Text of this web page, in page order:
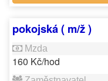
pokojská ( m/ž )
160 Kč/hod